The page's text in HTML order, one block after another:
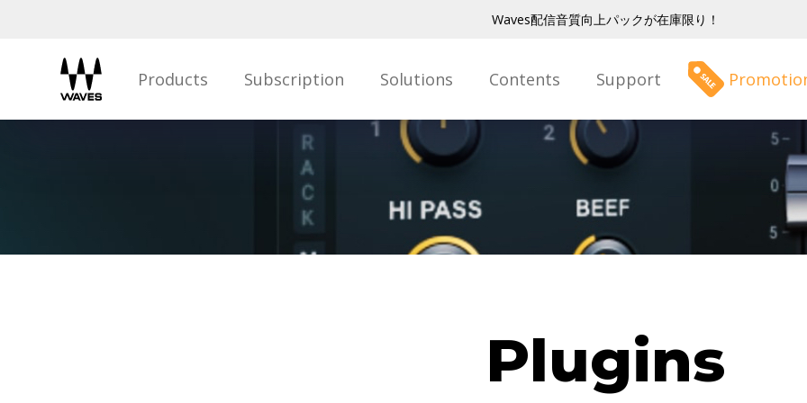
Waves配信音質向上パックが在庫限り！
Products Subscription Solutions Contents Support
Plugins